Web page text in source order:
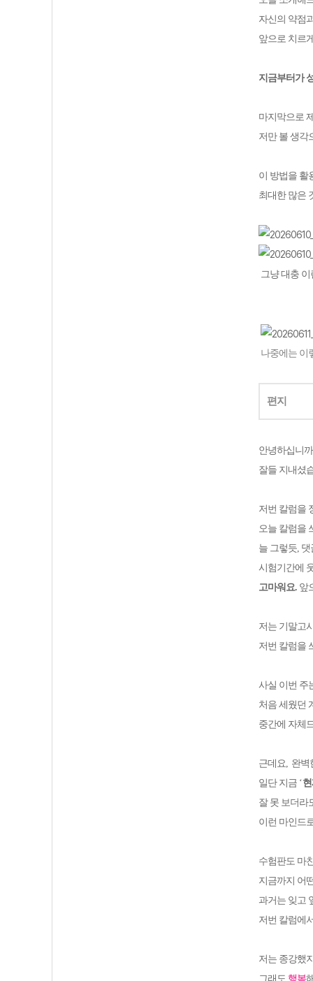
자신의 약점
앞으로 치르
지금부터가
마지막으로
저만 볼 생각
이 방법을 활
최대한 많은
그냥 대충
나중에는 이
편지
안녕하십니까
잘들 지내셨
저번 칼럼을
오늘 칼럼을
늘 그렇듯,
시험기간에
고마워요. 앞
저는 기말고
저번 칼럼을
사실 이번 주
처음 세웠던
중간에 자체
근데요, 완벽
일단 지금 ‘
잘 못 보더라
이런 마인드
수험판도 마
지금까지 어
과거는 잊고
저번 칼럼에
저는 종강했
그래도 행복